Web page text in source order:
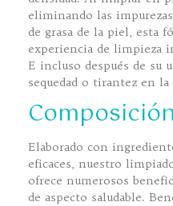
eliminando las
de grasa de la piel, esta
experiencia de limpieza
E incluso después de su
sequedad o tirantez en la
Composición
Elaborado con
eficaces, nuestro
ofrece numerosos
de aspecto saludable.